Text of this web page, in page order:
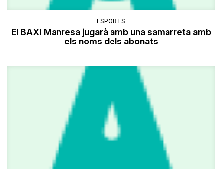
ESPORTS
El BAXI Manresa jugarà amb una samarreta amb
els noms dels abonats